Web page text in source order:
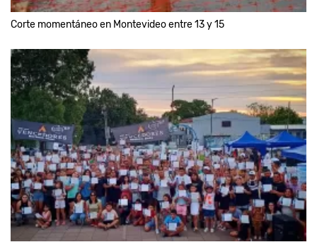
Corte momentáneo en Montevideo entre 13 y 15